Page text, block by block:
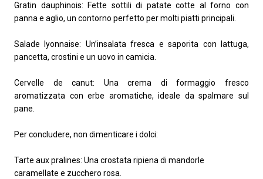
Gratin dauphinois: Fette sottili di patate cotte al forno con
panna e aglio, un contorno perfetto per molti piatti principali.
Salade lyonnaise: Un’insalata fresca e saporita con lattuga,
pancetta, crostini e un uovo in camicia.
Cervelle de canut: Una crema di formaggio fresco
aromatizzata con erbe aromatiche, ideale da spalmare sul
pane.
Per concludere, non dimenticare i dolci:
Tarte aux pralines: Una crostata ripiena di mandorle
caramellate e zucchero rosa.